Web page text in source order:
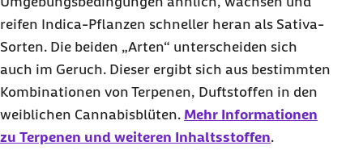
reifen Indica-Pflanzen schneller heran als Sativa-
Sorten. Die beiden „Arten“ unterscheiden sich
auch im Geruch. Dieser ergibt sich aus bestimmten
Kombinationen von Terpenen, Duftstoffen in den
weiblichen Cannabisblüten. Mehr Informationen
zu Terpenen und weiteren Inhaltsstoffen.